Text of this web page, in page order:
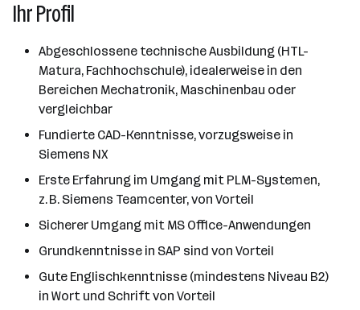
Ihr Profil
Abgeschlossene technische Ausbildung (HTL-
Matura, Fachhochschule), idealerweise in den
Bereichen Mechatronik, Maschinenbau oder
vergleichbar
Fundierte CAD-Kenntnisse, vorzugsweise in
Siemens NX
Erste Erfahrung im Umgang mit PLM-Systemen,
z. B. Siemens Teamcenter, von Vorteil
Sicherer Umgang mit MS Office-Anwendungen
Grundkenntnisse in SAP sind von Vorteil
Gute Englischkenntnisse (mindestens Niveau B2)
in Wort und Schrift von Vorteil